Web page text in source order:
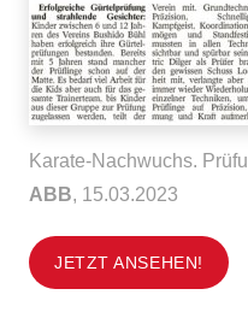
Karate-Nachwuchs.
ABB, 15.03.2023
JETZT ANSEHEN!